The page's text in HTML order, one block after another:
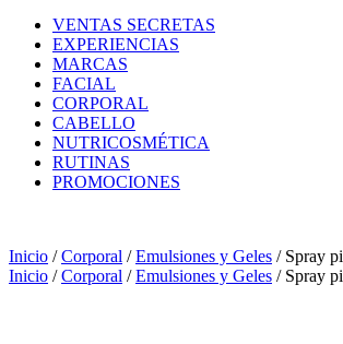
VENTAS SECRETAS
EXPERIENCIAS
MARCAS
FACIAL
CORPORAL
CABELLO
NUTRICOSMÉTICA
RUTINAS
PROMOCIONES
Inicio /Corporal /Emulsiones y Geles / Spray
Inicio /Corporal /Emulsiones y Geles / Spray